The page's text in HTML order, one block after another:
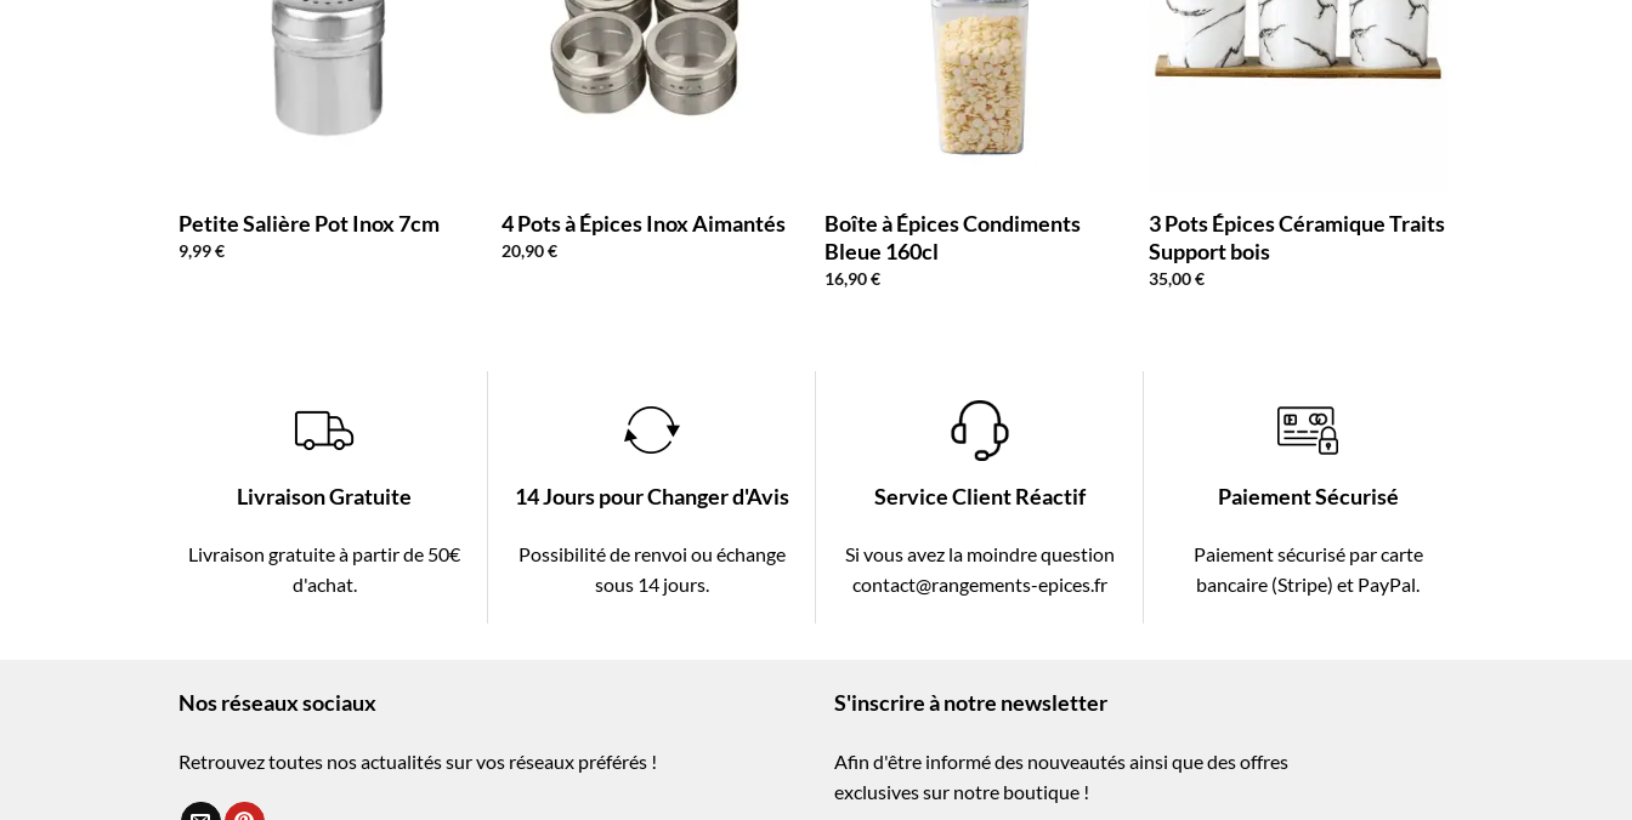
Petite Salière Pot Inox 7cm
9,99€
4 Pots à Épices Inox Aimantés
20,90€
Boîte à Épices Condiments
Bleue 160cl
16,90€
3 Pots Épices Céramique Traits
Support bois
35,00€
Livraison Gratuite
Livraison gratuite à partir de 50€
d'achat.
14 Jours pour Changer d'Avis
Possibilité de renvoi ou échange
sous 14 jours.
Service Client Réactif
Si vous avez la moindre question
contact@rangements-epices.fr
Paiement Sécurisé
Paiement sécurisé par carte
bancaire (Stripe) et PayPal.
Nos réseaux sociaux
Retrouvez toutes nos actualités sur vos réseaux préférés !
S'inscrire à notre newsletter
Afin d'être informé des nouveautés ainsi que des offres
exclusives sur notre boutique !